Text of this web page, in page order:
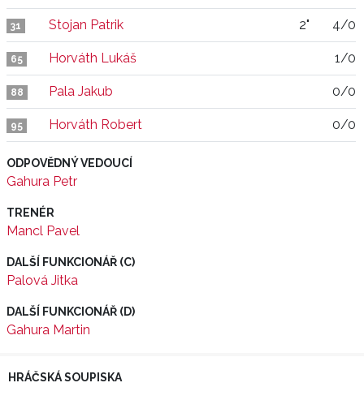
31 Stojan Patrik 2" 4/0
65 Horváth Lukáš 1/0
88 Pala Jakub 0/0
95 Horváth Robert 0/0
ODPOVĚDNÝ VEDOUCÍ
Gahura Petr
TRENÉR
Mancl Pavel
DALŠÍ FUNKCIONÁŘ (C)
Palová Jitka
DALŠÍ FUNKCIONÁŘ (D)
Gahura Martin
HRÁČSKÁ SOUPISKA